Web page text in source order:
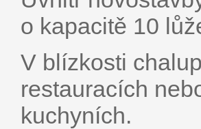
o kapacitě 10
V blízkosti
restauracích
kuchyních.